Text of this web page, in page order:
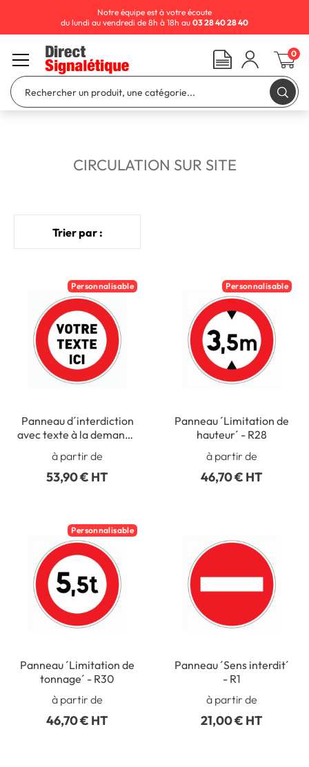
CIRCULATION SUR SITE
Trier par :
Personnalisable
Panneau d´interdiction
avec texte à la demande
à partir de
53,90 € HT
Personnalisable
Panneau ´Limitation de
hauteur´ - R28
à partir de
46,70 € HT
Personnalisable
Panneau ´Limitation de
tonnage´ - R30
à partir de
46,70 € HT
Panneau ´Sens interdit´
- R1
à partir de
21,00 € HT
Notre équipe est à votre écoute
du lundi au vendredi de 8h à 18h au 03 28 40 28 40
0